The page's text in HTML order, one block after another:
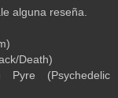
alguna reseña.
Death)
Pyre (Psychedelic